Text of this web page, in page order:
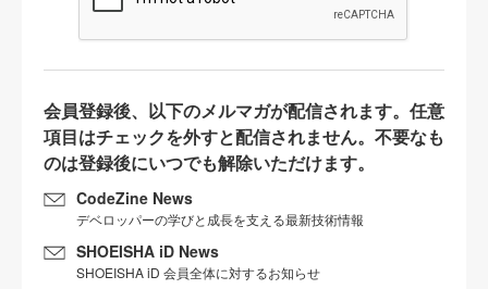
会員登録後、以下のメルマガが配信されます。任意
項目はチェックを外すと配信されません。不要なも
のは登録後にいつでも解除いただけます。
CodeZine News
デベロッパーの学びと成長を支える最新技術情報
SHOEISHA iD News
SHOEISHA iD 会員全体に対するお知らせ